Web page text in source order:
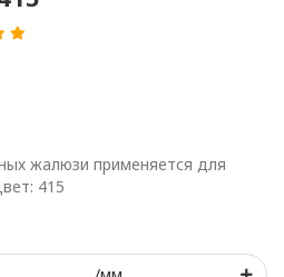
жалюзи применяется для
415